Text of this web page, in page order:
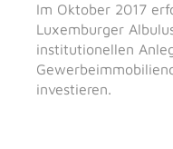
Im Oktober 2017
Luxemburger
institutionellen
investieren.